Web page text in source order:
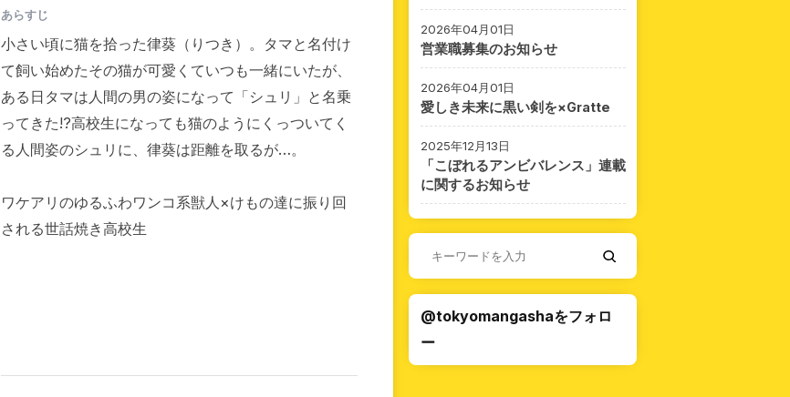
あらすじ
小さい頃に猫を拾った律葵（りつき）。タマと名付け
て飼い始めたその猫が可愛くていつも一緒にいたが、
ある日タマは人間の男の姿になって「シュリ」と名乗
ってきた!?高校生になっても猫のようにくっついてく
る人間姿のシュリに、律葵は距離を取るが…。
ワケアリのゆるふわワンコ系獣人×けもの達に振り回
される世話焼き高校生
2026年04月01日
営業職募集のお知らせ
2026年04月01日
愛しき未来に黒い剣を×Gratte
2025年12月13日
「こぼれるアンビバレンス」連載
に関するお知らせ
@tokyomangashaをフォロ
ー